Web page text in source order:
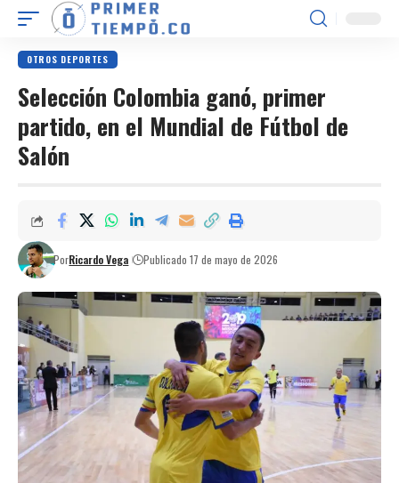
OTROS DEPORTES
Selección Colombia ganó, primer
partido, en el Mundial de Fútbol de
Salón
PorRicardo Vega Publicado 17 de mayo de 2026